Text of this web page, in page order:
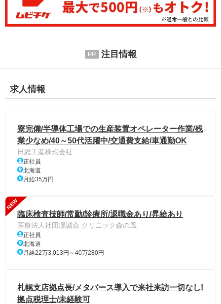
注目情報
求人情報
寮完備/半導体工場での生産装置オペレーター作業/残
業少なめ/40～50代活躍中/交通費支給/車通勤OK
日総工産株式会社
正社員
北海道
月給35万円
NEW
臨床検査技師/常勤/診療所/退職金あり/昇給あり
医療法人社団凜誠会 クリニック森の風
正社員
北海道
月給22万3,013円～40万280円
札幌支店拠点長/メタバース導入で来社来訪一切なし!
拠点税理士/未経験可